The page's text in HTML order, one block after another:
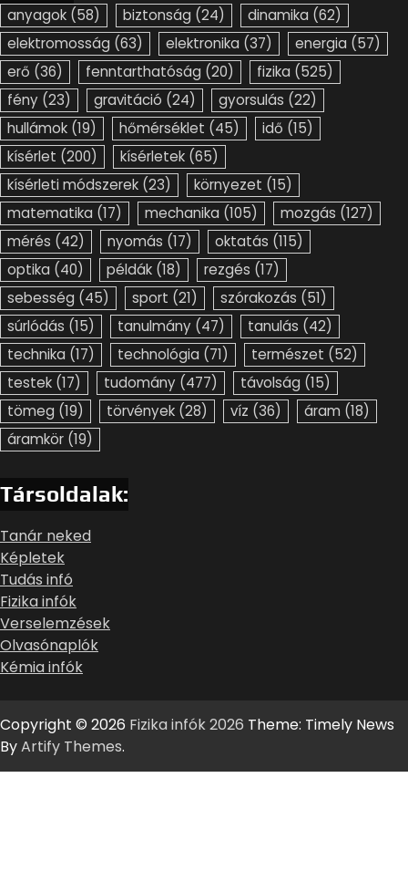
anyagok (58) biztonság (24) dinamika (62)
elektromosság (63) elektronika (37) energia (57)
erő (36) fenntarthatóság (20) fizika (525)
fény (23) gravitáció (24) gyorsulás (22)
hullámok (19) hőmérséklet (45) idő (15)
kísérlet (200) kísérletek (65)
kísérleti módszerek (23) környezet (15)
matematika (17) mechanika (105) mozgás (127)
mérés (42) nyomás (17) oktatás (115)
optika (40) példák (18) rezgés (17)
sebesség (45) sport (21) szórakozás (51)
súrlódás (15) tanulmány (47) tanulás (42)
technika (17) technológia (71) természet (52)
testek (17) tudomány (477) távolság (15)
tömeg (19) törvények (28) víz (36) áram (18)
áramkör (19)
Társoldalak:
Tanár neked
Képletek
Tudás infó
Fizika infók
Verselemzések
Olvasónaplók
Kémia infók
Copyright © 2026 Fizika infók 2026 Theme: Timely News
ByArtify Themes.